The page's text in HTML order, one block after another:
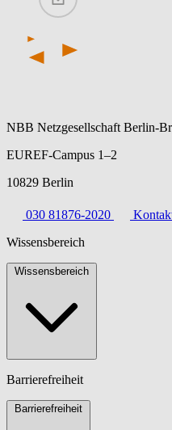
NBB Netzgesellschaft Berlin-
EUREF-Campus 1–2
10829 Berlin
030 81876-2020
Wissensbereich
Wissensbereich
Barrierefreiheit
Barrierefreiheit